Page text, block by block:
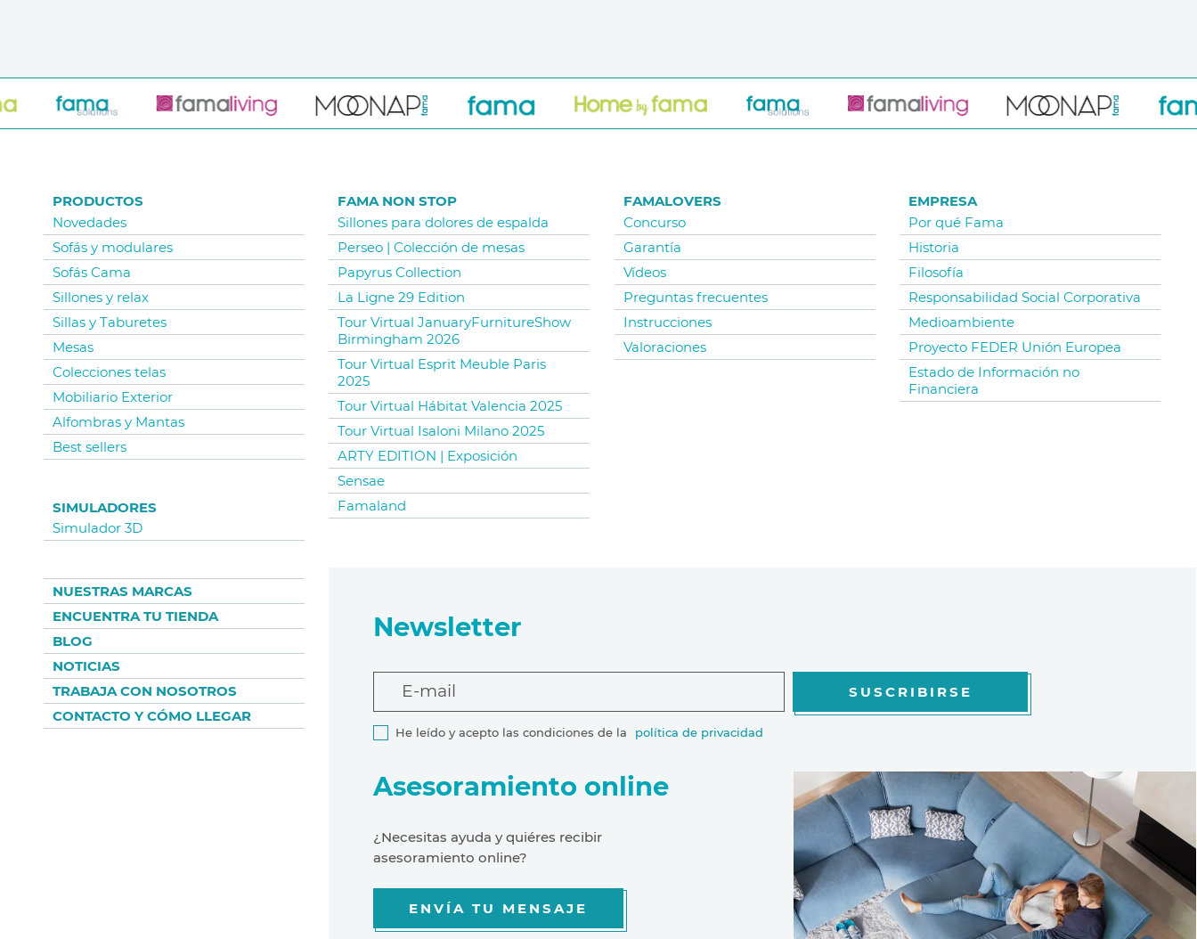
PRODUCTOS
Novedades
Sofás y modulares
Sofás Cama
Sillones y relax
Sillas y Taburetes
Mesas
Colecciones telas
Mobiliario Exterior
Alfombras y Mantas
Best sellers
SIMULADORES
Simulador 3D
NUESTRAS MARCAS
ENCUENTRA TU TIENDA
BLOG
NOTICIAS
TRABAJA CON NOSOTROS
CONTACTO Y CÓMO LLEGAR
FAMA NON STOP
Sillones para dolores de espalda
Perseo | Colección de mesas
Papyrus Collection
La Ligne 29 Edition
Tour Virtual JanuaryFurnitureShow
Birmingham 2026
Tour Virtual Esprit Meuble Paris
2025
Tour Virtual Hábitat Valencia 2025
Tour Virtual Isaloni Milano 2025
ARTY EDITION | Exposición
Sensae
Famaland
FAMALOVERS
Concurso
Garantía
Vídeos
Preguntas frecuentes
Instrucciones
Valoraciones
EMPRESA
Por qué Fama
Historia
Filosofía
Responsabilidad Social Corporativa
Medioambiente
Proyecto FEDER Unión Europea
Estado de Información no
Financiera
Newsletter
E-mail
He leído y acepto las condiciones de la política de privacidad
SUSCRIBIRSE
Asesoramiento online
¿Necesitas ayuda y quiéres recibir
asesoramiento online?
ENVÍA TU MENSAJE